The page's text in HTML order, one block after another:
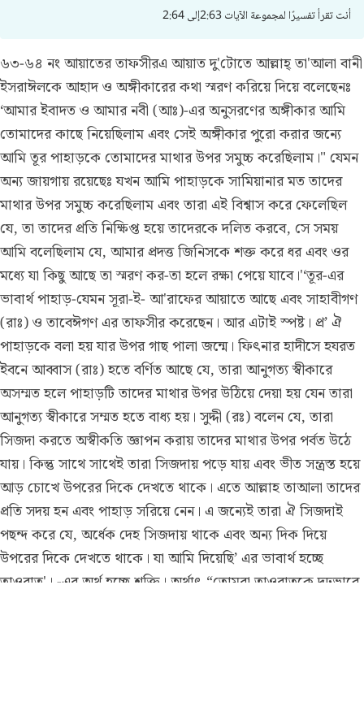
أنت تقرأ تفسيرًا لمجموعة الآيات 2:63إلى 2:64
৬৩-৬৪ নং আয়াতের তাফসীরএ আয়াত দু'টোতে আল্লাহ্ তা'আলা বানী
ইসরাঈলকে আহাদ ও অঙ্গীকারের কথা স্মরণ করিয়ে দিয়ে বলেছেনঃ
‘আমার ইবাদত ও আমার নবী (আঃ)-এর অনুসরণের অঙ্গীকার আমি
তোমাদের কাছে নিয়েছিলাম এবং সেই অঙ্গীকার পুরো করার জন্যে
আমি তূর পাহাড়কে তোমাদের মাথার উপর সমুচ্চ করেছিলাম।" যেমন
অন্য জায়গায় রয়েছেঃ যখন আমি পাহাড়কে সামিয়ানার মত তাদের
মাথার উপর সমুচ্চ করেছিলাম এবং তারা এই বিশ্বাস করে ফেলেছিল
যে, তা তাদের প্রতি নিক্ষিপ্ত হয়ে তাদেরকে দলিত করবে, সে সময়
আমি বলেছিলাম যে, আমার প্রদত্ত জিনিসকে শক্ত করে ধর এবং ওর
মধ্যে যা কিছু আছে তা স্মরণ কর-তা হলে রক্ষা পেয়ে যাবে।'‘তূর-এর
ভাবার্থ পাহাড়-যেমন সূরা-ই- আ'রাফের আয়াতে আছে এবং সাহাবীগণ
(রাঃ) ও তাবেঈগণ এর তাফসীর করেছেন। আর এটাই স্পষ্ট। প্র’ ঐ
পাহাড়কে বলা হয় যার উপর গাছ পালা জন্মে। ফিৎনার হাদীসে হযরত
ইবনে আব্বাস (রাঃ) হতে বর্ণিত আছে যে, তারা আনুগত্য স্বীকারে
অসম্মত হলে পাহাড়টি তাদের মাথার উপর উঠিয়ে দেয়া হয় যেন তারা
আনুগত্য স্বীকারে সম্মত হতে বাধ্য হয়। সুদ্দী (রঃ) বলেন যে, তারা
সিজদা করতে অস্বীকতি জ্ঞাপন করায় তাদের মাথার উপর পর্বত উঠে
যায়। কিন্তু সাথে সাথেই তারা সিজদায় পড়ে যায় এবং ভীত সন্ত্রস্ত হয়ে
আড় চোখে উপরের দিকে দেখতে থাকে। এতে আল্লাহ তাআলা তাদের
প্রতি সদয় হন এবং পাহাড় সরিয়ে নেন। এ জন্যেই তারা ঐ সিজদাই
পছন্দ করে যে, অর্ধেক দেহ সিজদায় থাকে এবং অন্য দিক দিয়ে
উপরের দিকে দেখতে থাকে। যা আমি দিয়েছি’ এর ভাবার্থ হচ্ছে
তাওরাত'। -এর অর্থ হচ্ছে শক্তি। অর্থাৎ “তোমরা তাওরাতকে দৃঢ়ভাবে